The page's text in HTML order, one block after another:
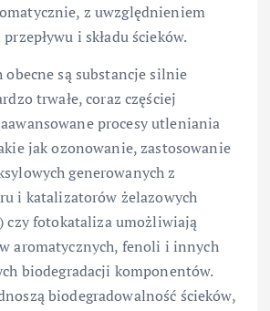
z uwzględnieniem
i składu ścieków.
obecne są substancje silnie
trwałe, coraz częściej
procesy utleniania
jak ozonowanie, zastosowanie
generowanych z
i katalizatorów żelazowych
czy fotokataliza umożliwiają
aromatycznych, fenoli i innych
biodegradacji komponentów.
biodegradowalność ścieków,